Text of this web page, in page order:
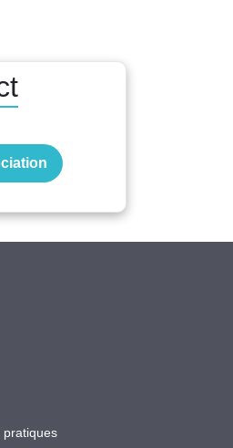
pratiques